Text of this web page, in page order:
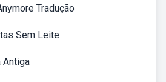
Tradução
Sem Leite
Antiga